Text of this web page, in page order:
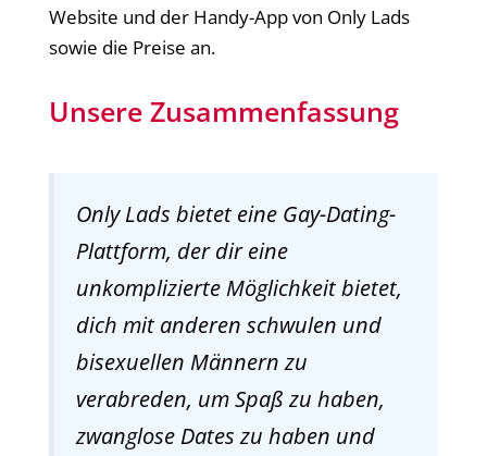
Website und der Handy-App von Only Lads
sowie die Preise an.
Unsere Zusammenfassung
Only Lads bietet eine Gay-Dating-
Plattform, der dir eine
unkomplizierte Möglichkeit bietet,
dich mit anderen schwulen und
bisexuellen Männern zu
verabreden, um Spaß zu haben,
zwanglose Dates zu haben und